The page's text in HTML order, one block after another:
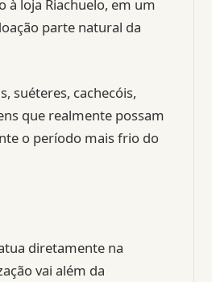
à loja Riachuelo, em um
parte natural da
suéteres, cachecóis,
que realmente possam
o período mais frio do
diretamente na
vai além da